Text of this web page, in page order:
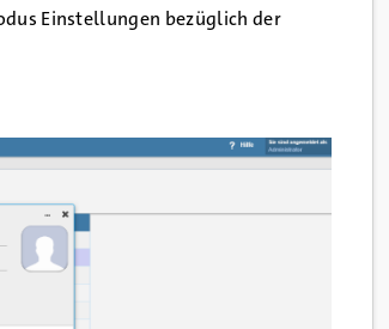
Einstellungen bezüglich der